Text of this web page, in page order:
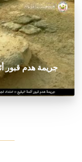
جريمة هدم قبور